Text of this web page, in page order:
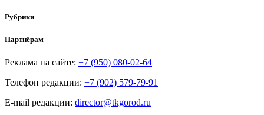
Рубрики
Партнёрам
Реклама на сайте: +7 (950) 080-02-64
Телефон редакции: +7 (902) 579-79-91
E-mail редакции: director@tkgorod.ru